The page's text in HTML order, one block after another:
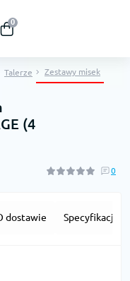
0
Talerze Zestawy misek
(4
0
dostawie Specyfikacja